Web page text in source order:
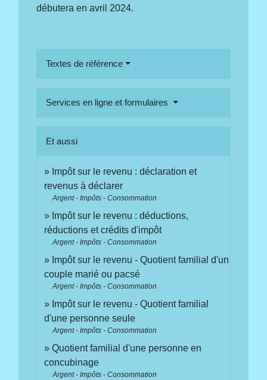
débutera en avril 2024.
Textes de référence
Services en ligne et formulaires
Et aussi
Impôt sur le revenu : déclaration et
revenus à déclarer
Argent - Impôts - Consommation
Impôt sur le revenu : déductions,
réductions et crédits d'impôt
Argent - Impôts - Consommation
Impôt sur le revenu - Quotient familial d'un
couple marié ou pacsé
Argent - Impôts - Consommation
Impôt sur le revenu - Quotient familial
d'une personne seule
Argent - Impôts - Consommation
Quotient familial d'une personne en
concubinage
Argent - Impôts - Consommation